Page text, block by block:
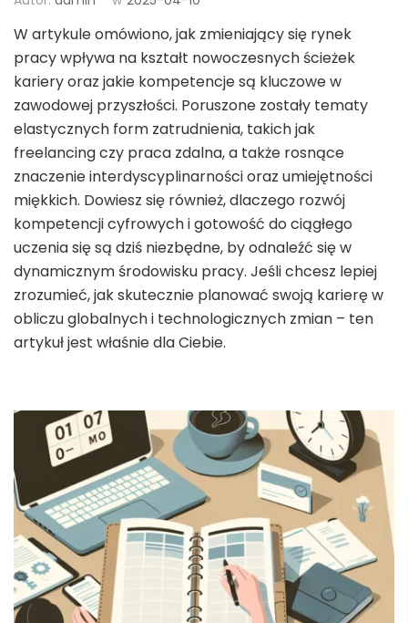
W artykule omówiono, jak zmieniający się rynek
pracy wpływa na kształt nowoczesnych ścieżek
kariery oraz jakie kompetencje są kluczowe w
zawodowej przyszłości. Poruszone zostały tematy
elastycznych form zatrudnienia, takich jak
freelancing czy praca zdalna, a także rosnące
znaczenie interdyscyplinarności oraz umiejętności
miękkich. Dowiesz się również, dlaczego rozwój
kompetencji cyfrowych i gotowość do ciągłego
uczenia się są dziś niezbędne, by odnaleźć się w
dynamicznym środowisku pracy. Jeśli chcesz lepiej
zrozumieć, jak skutecznie planować swoją karierę w
obliczu globalnych i technologicznych zmian – ten
artykuł jest właśnie dla Ciebie.